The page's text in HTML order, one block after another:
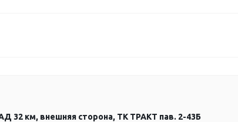
32 км, внешняя сторона, ТК ТРАКТ пав. 2-43Б